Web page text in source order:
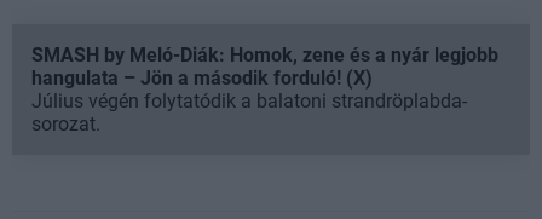
SMASH by Meló-Diák: Homok, zene és a nyár legjobb
hangulata – Jön a második forduló! (X)
Július végén folytatódik a balatoni strandröplabda-
sorozat.